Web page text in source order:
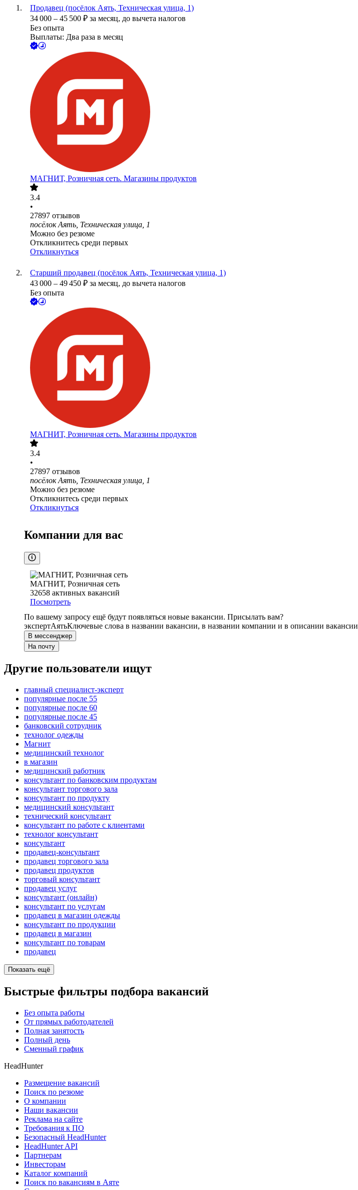
Продавец (посёлок Аять, Техническая улица, 1)
34 000 – 45 500 ₽ за месяц, до вычета налогов
Без опыта
Выплаты: Два раза в месяц
МАГНИТ, Розничная сеть. Магазины продуктов
3.4
•
27897 отзывов
посёлок Аять, Техническая улица, 1
Можно без резюме
Откликнитесь среди первых
Откликнуться
Старший продавец (посёлок Аять, Техническая улица, 1)
43 000 – 49 450 ₽ за месяц, до вычета налогов
Без опыта
МАГНИТ, Розничная сеть. Магазины продуктов
3.4
•
27897 отзывов
посёлок Аять, Техническая улица, 1
Можно без резюме
Откликнитесь среди первых
Откликнуться
Компании для вас
МАГНИТ, Розничная сеть
32658 активных вакансий
Посмотреть
По вашему запросу ещё будут появляться новые вакансии. Присылать вам?
экспертАятьКлючевые слова в названии вакансии, в названии компании и в описании вакансии
В мессенджер
На почту
Другие пользователи ищут
главный специалист-эксперт
популярные после 55
популярные после 60
популярные после 45
банковский сотрудник
технолог одежды
Магнит
медицинский технолог
в магазин
медицинский работник
консультант по банковским продуктам
консультант торгового зала
консультант по продукту
медицинский консультант
технический консультант
консультант по работе с клиентами
технолог консультант
консультант
продавец-консультант
продавец торгового зала
продавец продуктов
торговый консультант
продавец услуг
консультант (онлайн)
консультант по услугам
продавец в магазин одежды
консультант по продукции
продавец в магазин
консультант по товарам
продавец
Показать ещё
Быстрые фильтры подбора вакансий
Без опыта работы
От прямых работодателей
Полная занятость
Полный день
Сменный график
HeadHunter
Размещение вакансий
Поиск по резюме
О компании
Наши вакансии
Реклама на сайте
Требования к ПО
Безопасный HeadHunter
HeadHunter API
Партнерам
Инвесторам
Каталог компаний
Поиск по вакансиям в Аяте